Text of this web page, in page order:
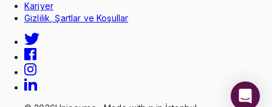
Kariyer
Gizlilik, Şartlar ve Koşullar